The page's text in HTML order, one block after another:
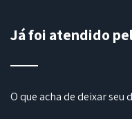
Já foi atendido
O que acha de deixar seu